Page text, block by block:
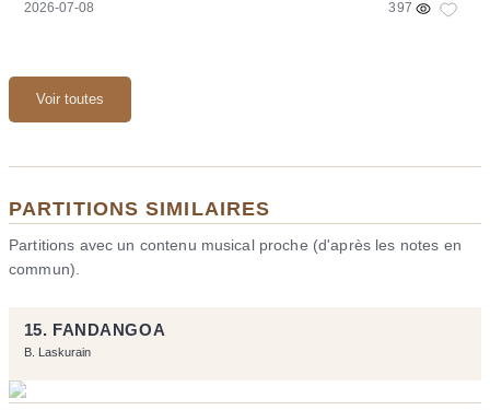
2026-07-08 397
Voir toutes
PARTITIONS SIMILAIRES
Partitions avec un contenu musical proche (d'après les notes en
commun).
15. FANDANGOA
B. Laskurain